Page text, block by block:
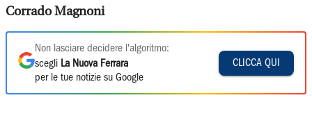
Corrado Magnoni
Non lasciare decidere l'algoritmo:
scegli La Nuova Ferrara
per le tue notizie su Google
CLICCA QUI